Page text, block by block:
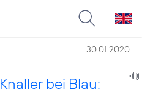
30.01.2020
bei Blau: